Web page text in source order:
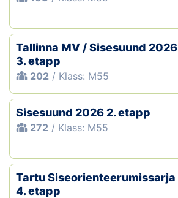
Tallinna MV / Sisesuund 2026
3. etapp
202 / Klass: M55
Sisesuund 2026 2. etapp
272 / Klass: M55
Tartu Siseorienteerumissarja
4. etapp